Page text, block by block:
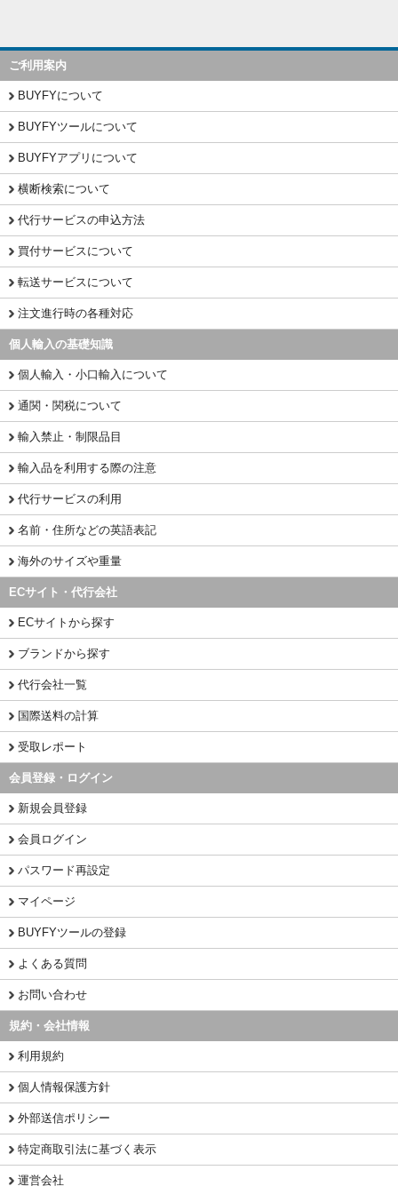
ご利用案内
BUYFYについて
BUYFYツールについて
BUYFYアプリについて
横断検索について
代行サービスの申込方法
買付サービスについて
転送サービスについて
注文進行時の各種対応
個人輸入の基礎知識
個人輸入・小口輸入について
通関・関税について
輸入禁止・制限品目
輸入品を利用する際の注意
代行サービスの利用
名前・住所などの英語表記
海外のサイズや重量
ECサイト・代行会社
ECサイトから探す
ブランドから探す
代行会社一覧
国際送料の計算
受取レポート
会員登録・ログイン
新規会員登録
会員ログイン
パスワード再設定
マイページ
BUYFYツールの登録
よくある質問
お問い合わせ
規約・会社情報
利用規約
個人情報保護方針
外部送信ポリシー
特定商取引法に基づく表示
運営会社